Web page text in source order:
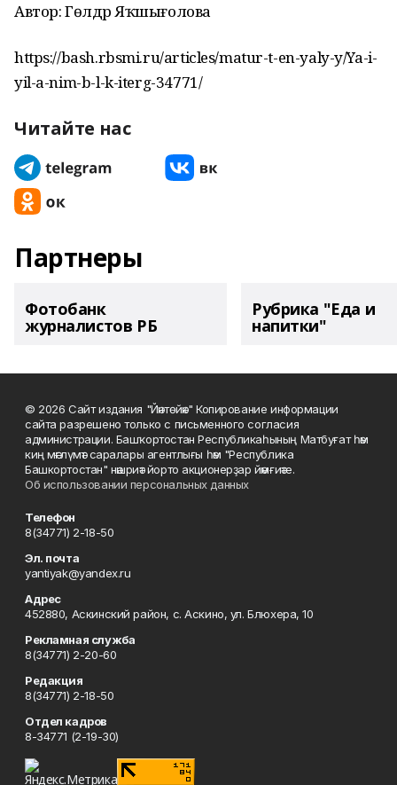
Автор: Гөлдәр Яҡшығолова
https://bash.rbsmi.ru/articles/matur-t-en-yaly-y/Ya-i-
yil-a-nim-b-l-k-iterg-34771/
Читайте нас
Партнеры
Фотобанк
журналистов РБ
Рубрика "Еда и
напитки"
© 2026 Сайт издания "Йәнтөйәк" Копирование информации
сайта разрешено только с письменного согласия
администрации. Башҡортостан Республикаһының Матбуғат һәм
киң мәғлүмәт саралары агентлығы һәм "Республика
Башкортостан" нәшриәт йорто акционерҙар йәмғиәте.
Об использовании персональных данных
Телефон
8(34771) 2-18-50
Эл. почта
yantiyak@yandex.ru
Адрес
452880, Аскинский район, с. Аскино, ул. Блюхера, 10
Рекламная служба
8(34771) 2-20-60
Редакция
8(34771) 2-18-50
Отдел кадров
8-34771 (2-19-30)